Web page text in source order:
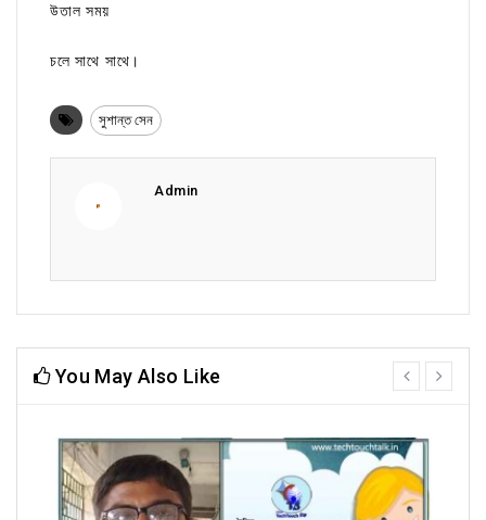
উতাল সময়
চলে সাথে সাথে।
সুশান্ত সেন
Admin
You May Also Like
prev